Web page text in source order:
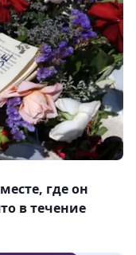
где он
в течение